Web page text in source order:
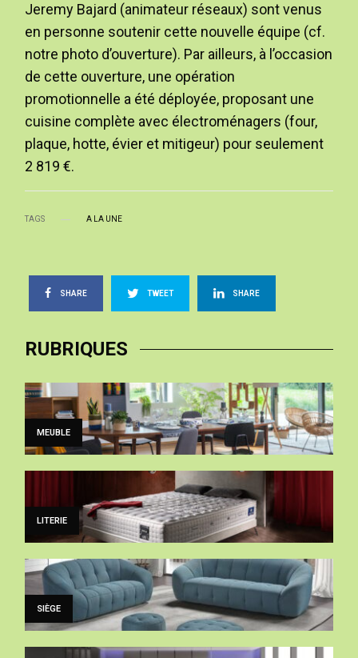
Jeremy Bajard (animateur réseaux) sont venus
en personne soutenir cette nouvelle équipe (cf.
notre photo d’ouverture). Par ailleurs, à l’occasion
de cette ouverture, une opération
promotionnelle a été déployée, proposant une
cuisine complète avec électroménagers (four,
plaque, hotte, évier et mitigeur) pour seulement
2 819 €.
TAGS A LA UNE
SHARE TWEET SHARE
RUBRIQUES
MEUBLE
LITERIE
SIÈGE